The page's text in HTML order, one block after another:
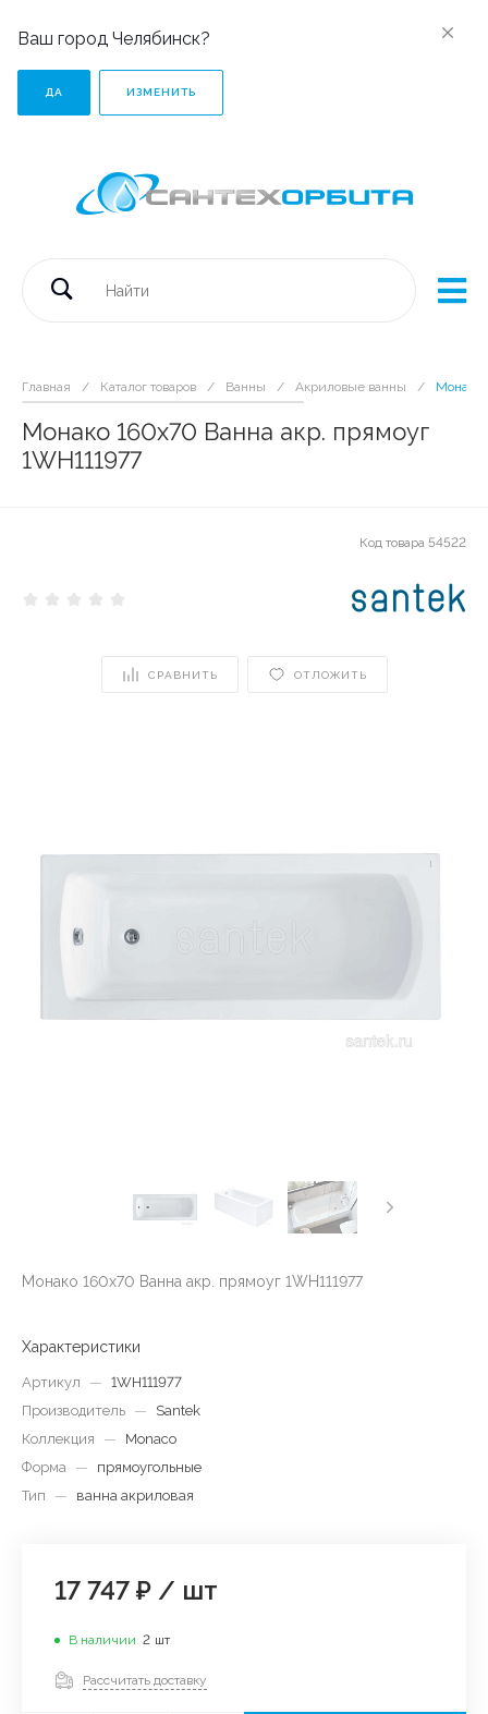
Ваш город Челябинск?
ДА ИЗМЕНИТЬ
Главная / Каталог товаров / Ванны / Акриловые ванны / Монако
Монако 160х70 Ванна акр. прямоуг
1WH111977
Код товара 54522
СРАВНИТЬ ОТЛОЖИТЬ
Монако 160х70 Ванна акр. прямоуг 1WH111977
Характеристики
Артикул — 1WH111977
Производитель —
Santek
Коллекция
—
Monaco
Форма —
прямоугольные
Тип
— ванна акриловая
17 747 ₽ / шт
В наличии 2 шт
Рассчитать доставку